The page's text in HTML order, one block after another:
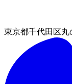
東京都千代田区丸